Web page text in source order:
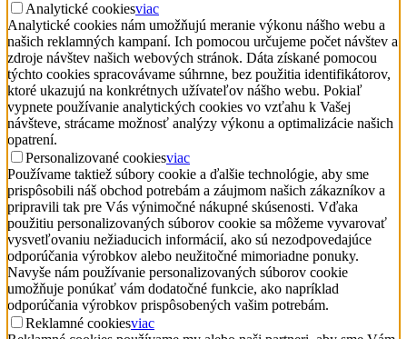
Analytické cookiesviac
Analytické cookies nám umožňujú meranie výkonu nášho webu a
našich reklamných kampaní. Ich pomocou určujeme počet návštev a
zdroje návštev našich webových stránok. Dáta získané pomocou
týchto cookies spracovávame súhrnne, bez použitia identifikátorov,
ktoré ukazujú na konkrétnych užívateľov nášho webu. Pokiaľ
vypnete používanie analytických cookies vo vzťahu k Vašej
návšteve, strácame možnosť analýzy výkonu a optimalizácie našich
opatrení.
Personalizované cookiesviac
Používame taktiež súbory cookie a ďalšie technológie, aby sme
prispôsobili náš obchod potrebám a záujmom našich zákazníkov a
pripravili tak pre Vás výnimočné nákupné skúsenosti. Vďaka
použitiu personalizovaných súborov cookie sa môžeme vyvarovať
vysvetľovaniu nežiaducich informácií, ako sú nezodpovedajúce
odporúčania výrobkov alebo neužitočné mimoriadne ponuky.
Navyše nám používanie personalizovaných súborov cookie
umožňuje ponúkať vám dodatočné funkcie, ako napríklad
odporúčania výrobkov prispôsobených vašim potrebám.
Reklamné cookiesviac